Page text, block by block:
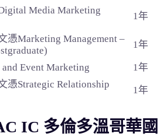
Media Marketing
1年
憑Marketing Management –
1年
Event Marketing
1年
憑Strategic Relationship
1年
IC 多倫多溫哥華國